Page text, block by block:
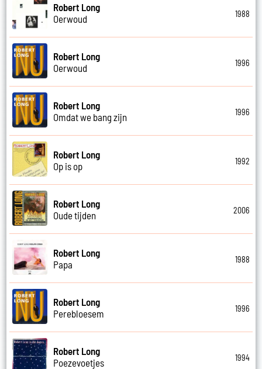
Robert Long
Oerwoud
1988
Robert Long
Oerwoud
1996
Robert Long
Omdat we bang zijn
1996
Robert Long
Op is op
1992
Robert Long
Oude tijden
2006
Robert Long
Papa
1988
Robert Long
Perebloesem
1996
Robert Long
Poezevoetjes
1994